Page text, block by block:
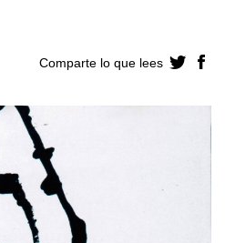
Comparte lo que lees